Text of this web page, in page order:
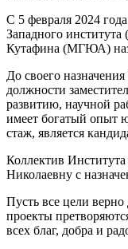
С 5 февраля 2024
Западного
Кутафина (МГЮА)
До своего
должности
развитию, научной
имеет богатый опыт
стаж, является
Коллектив
Николаевну с
Пусть все цели
проекты
всех благ, добра и